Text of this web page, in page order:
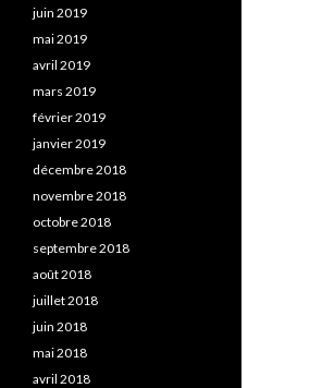
juin 2019
mai 2019
avril 2019
mars 2019
février 2019
janvier 2019
décembre 2018
novembre 2018
octobre 2018
septembre 2018
août 2018
juillet 2018
juin 2018
mai 2018
avril 2018